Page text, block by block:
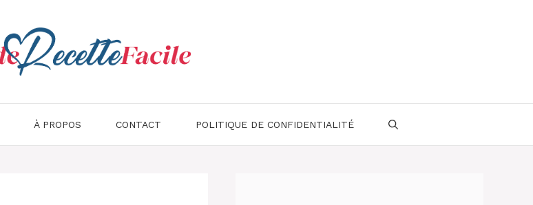
À PROPOS CONTACT POLITIQUE DE CONFIDENTIALITÉ